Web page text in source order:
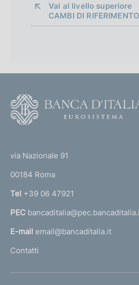
Vai al livello superiore
CAMBI DI
r
n
a
l
'
via Nazionale 91
00184 Roma
Tel +39 06 47921
PEC
E-mail email@bancaditalia.it
Contatti